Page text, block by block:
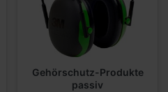
Gehörschutz-Produkte
passiv